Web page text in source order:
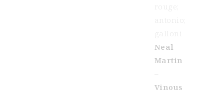
Neal
Martin
–
Vinous